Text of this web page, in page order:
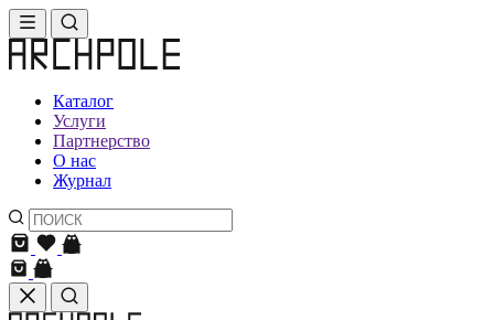
Каталог
Услуги
Партнерство
О нас
Журнал